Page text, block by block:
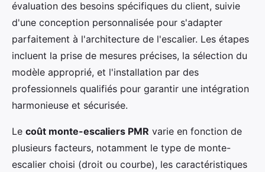
évaluation des besoins spécifiques du client, suivie
d'une conception personnalisée pour s'adapter
parfaitement à l'architecture de l'escalier. Les étapes
incluent la prise de mesures précises, la sélection du
modèle approprié, et l'installation par des
professionnels qualifiés pour garantir une intégration
harmonieuse et sécurisée.
Le coût monte-escaliers PMR varie en fonction de
plusieurs facteurs, notamment le type de monte-
escalier choisi (droit ou courbe), les caractéristiques